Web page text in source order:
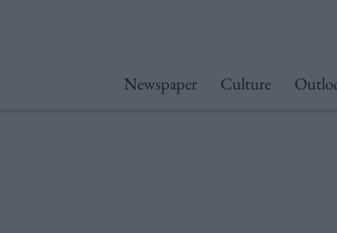
Newspaper Culture